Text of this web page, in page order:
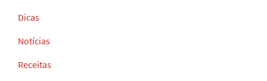
Dicas
Notícias
Receitas